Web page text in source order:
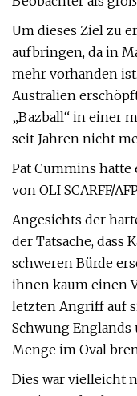
Um dieses Ziel zu
aufbringen, da in
mehr vorhanden
Australien
„Bazball“ in einer
seit Jahren nicht
Pat Cummins
von OLI SCARFF/
Angesichts der
der Tatsache, dass
schweren Bürde
ihnen kaum einen
letzten Angriff auf
Schwung
Menge im Oval
Dies war vielleicht